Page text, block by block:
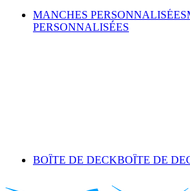
MANCHES PERSONNALISÉES
PERSONNALISÉES
BOÎTE DE DECKBOÎTE DE